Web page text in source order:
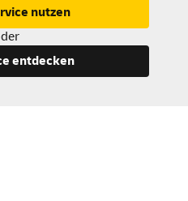
nutzen
entdecken